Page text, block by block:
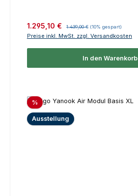
Verkaufspreis:
1.295,10 € Regulärer Preis:
1.439,00 € (10% gespart)
Preise inkl. MwSt. zzgl. Versandkosten
In den Warenkorb
Rabatt
%
Ausstellung